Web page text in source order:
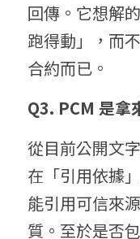
回傳。它想解
跑得動」，而
合約而已。
Q3. PCM 是拿
從目前公開文
在「引用依據
能引用可信來
質。至於是否